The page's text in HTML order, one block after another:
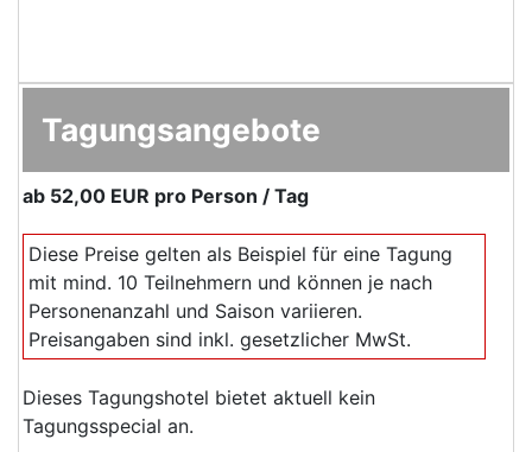
Tagungsangebote
ab 52,00 EUR pro Person / Tag
Diese Preise gelten als Beispiel für eine Tagung
mit mind. 10 Teilnehmern und können je nach
Personenanzahl und Saison variieren.
Preisangaben sind inkl. gesetzlicher MwSt.
Dieses Tagungshotel bietet aktuell kein
Tagungsspecial an.